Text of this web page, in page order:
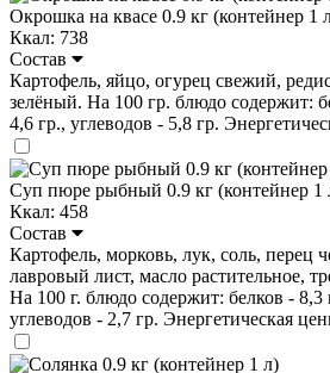
Окрошка на квасе 0.9 кг (контейнер 1
Ккал: 738
Состав
Картофель, яйцо, огурец свежий,
зелёный. На 100 гр. блюдо содержит:
4,6 гр., углеводов - 5,8 гр.
Суп пюре рыбный 0.9 кг (контейнер 1
Ккал: 458
Состав
Картофель, морковь, лук, соль, перец
лавровый лист, масло растительное,
На 100 г. блюдо содержит: белков - 8,3
углеводов - 2,7 гр. Энергетическая